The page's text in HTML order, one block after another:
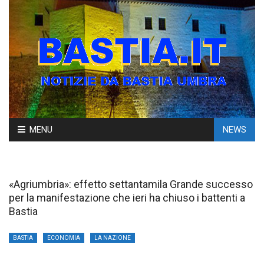
Skip
to
MENU NEWS
«Agriumbria»: effetto settantamila Grande successo
per la manifestazione che ieri ha chiuso i battenti a
Bastia
BASTIA ECONOMIA LA NAZIONE